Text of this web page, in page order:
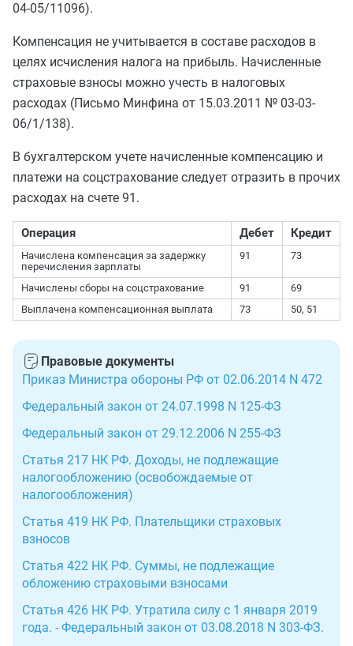
04-05/11096).
Компенсация не учитывается в составе расходов в
целях исчисления налога на прибыль. Начисленные
страховые взносы можно учесть в налоговых
расходах (Письмо Минфина от 15.03.2011 № 03-03-
06/1/138).
В бухгалтерском учете начисленные компенсацию и
платежи на соцстрахование следует отразить в прочих
расходах на счете 91.
Операция Дебет Кредит
Начислена компенсация за задержку
перечисления зарплаты
91 73
Начислены сборы на соцстрахование 91
69
Выплачена компенсационная выплата
73 50, 51
Правовые документы
Приказ Министра обороны РФ от 02.06.2014 N 472
Федеральный закон от 24.07.1998 N 125-ФЗ
Федеральный закон от 29.12.2006 N 255-ФЗ
Статья 217 НК РФ. Доходы, не подлежащие
налогообложению (освобождаемые от
налогообложения)
Статья 419 НК РФ. Плательщики страховых
взносов
Статья 422 НК РФ. Суммы, не подлежащие
обложению страховыми взносами
Статья 426 НК РФ. Утратила силу с 1 января 2019
года. - Федеральный закон от 03.08.2018 N 303-ФЗ.